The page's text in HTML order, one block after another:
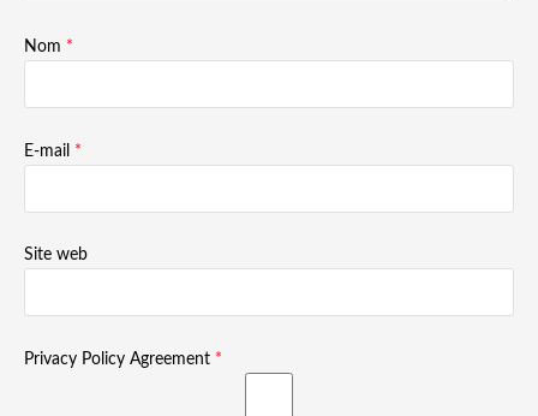
Nom *
E-mail *
Site web
Privacy Policy Agreement *